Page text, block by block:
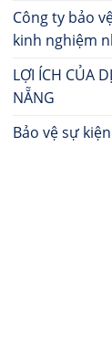
Công ty bảo
kinh nghiệm
LỢI ÍCH CỦA
NẴNG
Bảo vệ sự